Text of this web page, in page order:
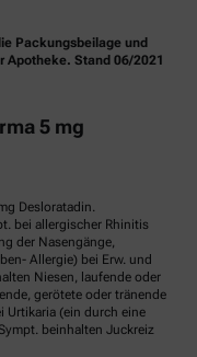
Packungsbeilage und
Apotheke. Stand 06/2021
5 mg
Desloratadin.
bei allergischer Rhinitis
der Nasengänge,
Allergie) bei Erw. und
Niesen, laufende oder
gerötete oder tränende
Urtikaria (ein durch eine
beinhalten Juckreiz